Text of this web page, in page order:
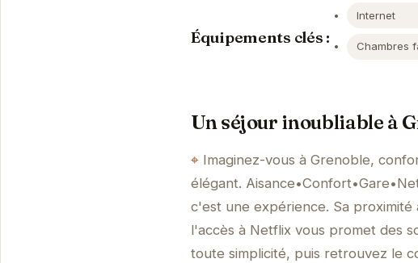
Équipements clés :
Internet
Chambres
Un séjour inoubliable à
Imaginez-vous à Grenoble,
élégant.
c'est une expérience. Sa proximité
l'accès à Netflix vous promet des
toute simplicité, puis retrouvez le